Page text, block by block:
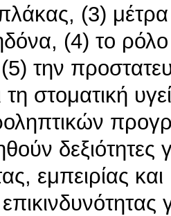
(3)
(4) το
(5) την
στοματική
δεξιότητες
εμπειρίας